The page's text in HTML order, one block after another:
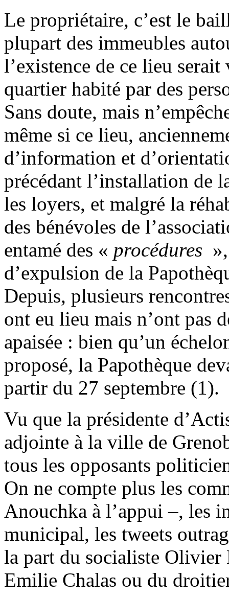
Le propriétaire, c’est le
plupart des immeubles
l’existence de ce lieu
quartier habité par des
Sans doute, mais
même si ce lieu,
d’information et
précédant l’installation de
les loyers, et malgré la
des bénévoles de
entamé des « procédures
d’expulsion de la
Depuis, plusieurs
ont eu lieu mais n’ont pas
apaisée : bien qu’un
proposé, la Papothèque
partir du 27 septembre (1).
Vu que la présidente
adjointe à la ville de
tous les opposants
On ne compte plus les
Anouchka à l’appui –, les
municipal, les tweets
la part du socialiste Olivier
Emilie Chalas ou du